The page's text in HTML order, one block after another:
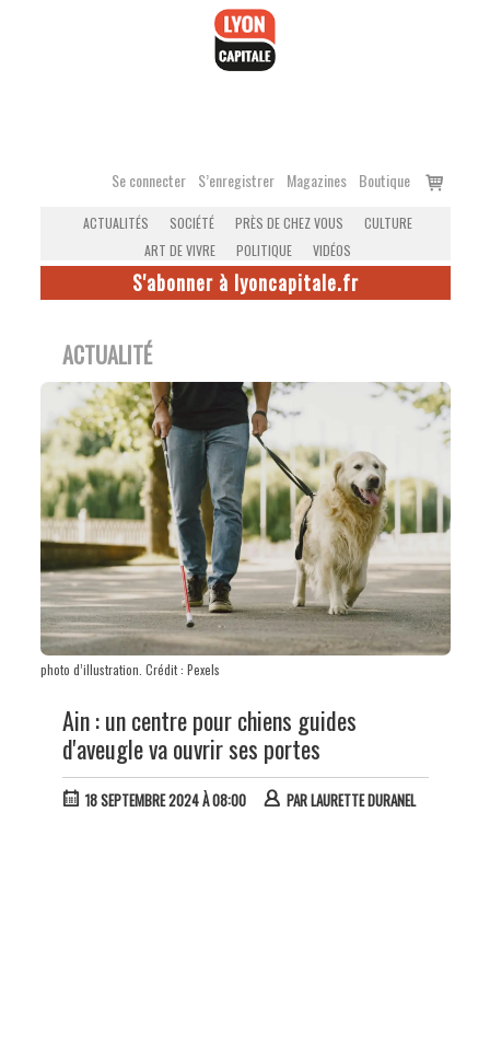
Se connecter S’enregistrer Magazines Boutique
Voir
ACTUALITÉS SOCIÉTÉ PRÈS DE CHEZ VOUS
CULTURE
ART DE VIVRE
POLITIQUE VIDÉOS
S'abonner à lyoncapitale.fr
ACTUALITÉ
photo d’illustration. Crédit : Pexels
Ain : un centre pour chiens guides
d'aveugle va ouvrir ses portes
18 SEPTEMBRE 2024 À 08:00 PARLAURETTE DURANEL